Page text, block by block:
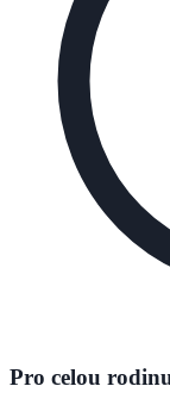
Pro celou